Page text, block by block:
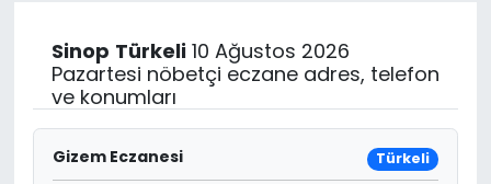
Sinop Türkeli10 Ağustos 2026
Pazartesi nöbetçi eczane adres, telefon
ve konumları
Gizem Eczanesi Türkeli